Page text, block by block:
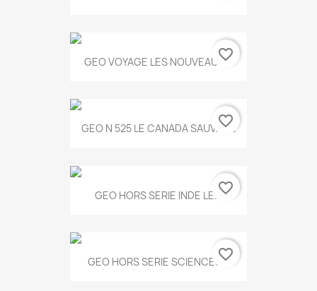
GEO VOYAGE LES NOUVEAUX...
favorite_border
GEO N 525 LE CANADA SAUVAGE
favorite_border
GEO HORS SERIE INDE LE...favorite_border
GEO HORS SERIE SCIENCES...
favorite_border